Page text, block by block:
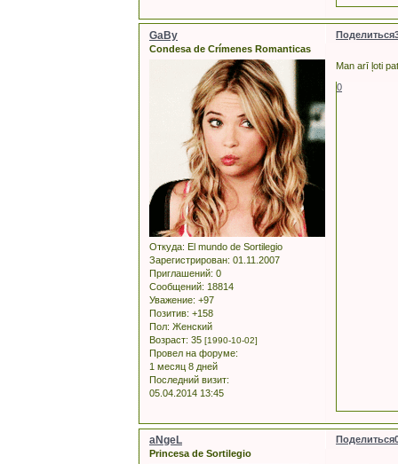
Поделиться
GaBy
Condesa de Crímenes Romanticas
Откуда: El mundo de Sortilegio
Зарегистрирован: 01.11.2007
Приглашений: 0
Сообщений: 18814
Уважение: +97
Позитив: +158
Пол: Женский
Возраст: 35 [1990-10-02]
Провел на форуме:
1 месяц 8 дней
Последний визит:
05.04.2014 13:45
Man arī ļoti
0
Поделиться
aNgeL
Princesa de Sortilegio